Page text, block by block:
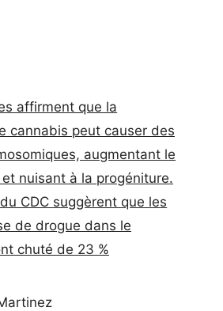
affirment que la
cannabis peut causer des
augmentant le
nuisant à la progéniture.
CDC suggèrent que les
de drogue dans le
chuté de 23 %